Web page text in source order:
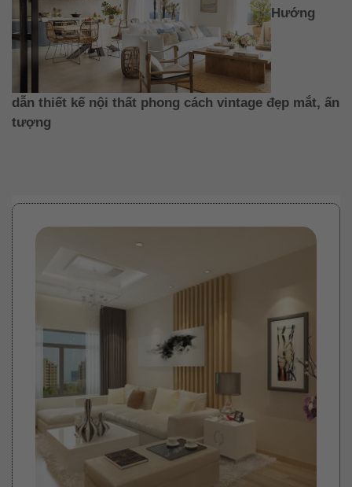
Hướng
dẫn thiết kế nội thất phong cách vintage đẹp mắt, ấn
tượng